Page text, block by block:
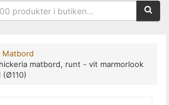
Matbord
matbord, runt - vit marmorlook
(Ø110)